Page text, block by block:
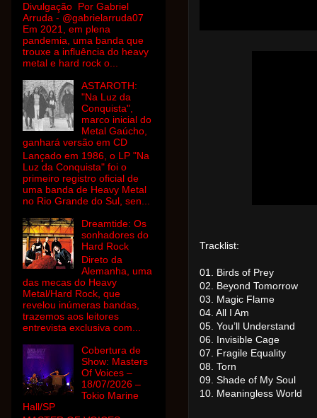
Tracklist:
01. Birds of Prey
02. Beyond Tomorrow
03. Magic Flame
04. All I Am
05. You’ll Understand
06. Invisible Cage
07. Fragile Equality
08. Torn
09. Shade of My Soul
10. Meaningless World
Divulgação Por Gabriel
Arruda - @gabrielarruda07
Em 2021, em plena
pandemia, uma banda que
trouxe a influência do heavy
metal e hard rock o...
ASTAROTH:
"Na Luz da
Conquista",
marco inicial do
Metal Gaúcho,
ganhará versão em CD
Lançado em 1986, o LP "Na
Luz da Conquista" foi o
primeiro registro oficial de
uma banda de Heavy Metal
no Rio Grande do Sul, sen...
Dreamtide: Os
sonhadores do
Hard Rock
Direto da
Alemanha, uma
das mecas do Heavy
Metal/Hard Rock, que
revelou inúmeras bandas,
trazemos aos leitores
entrevista exclusiva com...
Cobertura de
Show: Masters
Of Voices –
18/07/2026 –
Tokio Marine
Hall/SP